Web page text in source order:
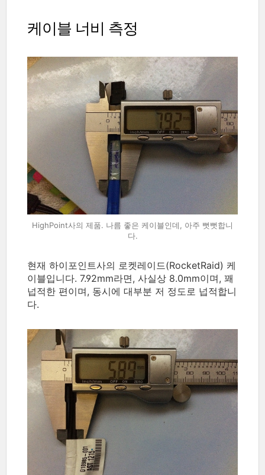
케이블 너비 측정
HighPoint사의 제품. 나름 좋은 케이블인데, 아주 뻣뻣합니
다.
현재 하이포인트사의 로켓레이드(RocketRaid) 케
이블입니다. 7.92mm라면, 사실상 8.0mm이며, 꽤
넙적한 편이며, 동시에 대부분 저 정도로 넙적합니
다.